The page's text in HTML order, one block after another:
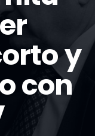
y
con